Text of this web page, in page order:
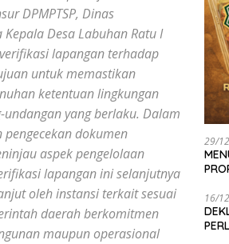
DPMPTSP, Dinas
Desa Labuhan Ratu I
lapangan terhadap
untuk memastikan
ketentuan lingkungan
yang berlaku. Dalam
dokumen
aspek pengelolaan
lapangan ini selanjutnya
oleh instansi terkait sesuai
daerah berkomitmen
maupun operasional
29/
16/